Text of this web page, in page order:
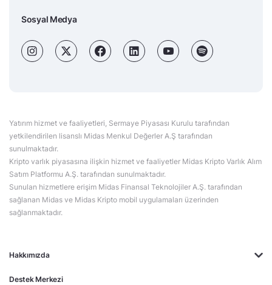
Hakkımızda
Destek Merkezi
Sosyal Medya
Yatırım hizmet ve faaliyetleri, Sermaye Piyasası Kurulu tarafından
yetkilendirilen lisanslı Midas Menkul Değerler A.Ş tarafından
sunulmaktadır.
Kripto varlık piyasasına ilişkin hizmet ve faaliyetler Midas Kripto Varlık Alım
Satım Platformu A.Ş. tarafından sunulmaktadır.
Sunulan hizmetlere erişim Midas Finansal Teknolojiler A.Ş. tarafından
sağlanan Midas ve Midas Kripto mobil uygulamaları üzerinden
sağlanmaktadır.